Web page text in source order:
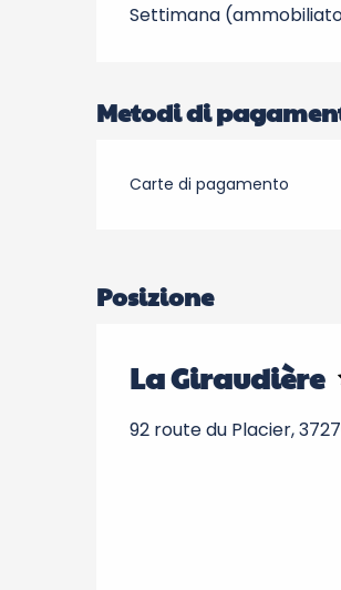
Settimana
Metodi di
Carte di pagamento
Posizione
La Giraudière
92 route du Placier,